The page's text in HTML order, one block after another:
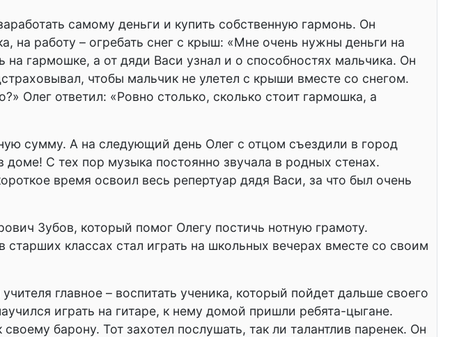
самому деньги и купить собственную гармонь. Он
на работу – огребать снег с крыш: «Мне очень нужны деньги на
гармошке, а от дяди Васи узнал и о способностях мальчика. Он
чтобы мальчик не улетел с крыши вместе со снегом.
Олег ответил: «Ровно столько, сколько стоит гармошка, а
сумму. А на следующий день Олег с отцом съездили в город
С тех пор музыка постоянно звучала в родных стенах.
время освоил весь репертуар дядя Васи, за что был очень
Зубов, который помог Олегу постичь нотную грамоту.
классах стал играть на школьных вечерах вместе со своим
главное – воспитать ученика, который пойдет дальше своего
играть на гитаре, к нему домой пришли ребята-цыгане.
барону. Тот захотел послушать, так ли талантлив паренек. Он